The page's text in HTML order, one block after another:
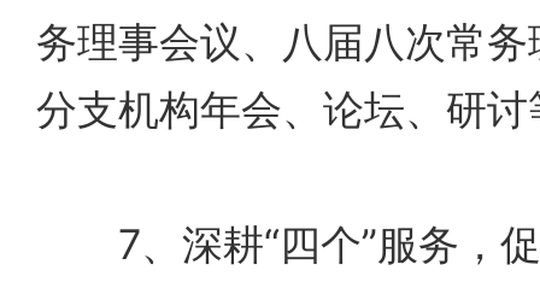
务理事会议、八届八次常
分支机构年会、论坛、研
7、深耕“四个”服务，